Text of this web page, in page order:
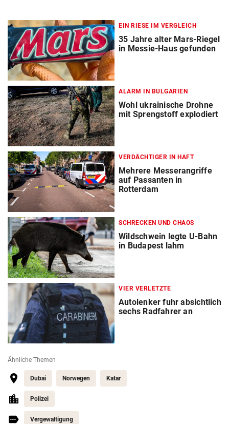
EIN RIESE IM VERGLEICH
35 Jahre alter Mars-Riegel
in Messie-Haus gefunden
ALARM IN BULGARIEN
Wohl ukrainische Drohne
mit Sprengstoff explodiert
VERDÄCHTIGER IN HAFT
Mehrere Messerangriffe
auf Passanten in
Rotterdam
SCHRECKEN UND CHAOS
Wildschwein legte U-Bahn
in Budapest lahm
VIER VERLETZTE
Autolenker fuhr absichtlich
sechs Radfahrer an
Ähnliche Themen
Dubai Norwegen Katar
Polizei
Vergewaltigung